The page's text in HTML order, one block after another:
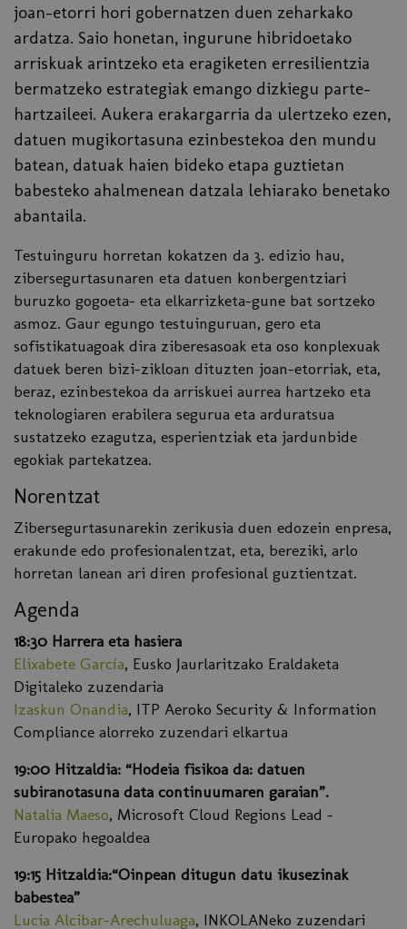
joan-etorri hori gobernatzen duen zeharkako
ardatza. Saio honetan, ingurune hibridoetako
arriskuak arintzeko eta eragiketen erresilientzia
bermatzeko estrategiak emango dizkiegu parte-
hartzaileei. Aukera erakargarria da ulertzeko ezen,
datuen mugikortasuna ezinbestekoa den mundu
batean, datuak haien bideko etapa guztietan
babesteko ahalmenean datzala lehiarako benetako
abantaila.
Testuinguru horretan kokatzen da 3. edizio hau,
zibersegurtasunaren eta datuen konbergentziari
buruzko gogoeta- eta elkarrizketa-gune bat sortzeko
asmoz. Gaur egungo testuinguruan, gero eta
sofistikatuagoak dira ziberesasoak eta oso konplexuak
datuek beren bizi-zikloan dituzten joan-etorriak, eta,
beraz, ezinbestekoa da arriskuei aurrea hartzeko eta
teknologiaren erabilera segurua eta arduratsua
sustatzeko ezagutza, esperientziak eta jardunbide
egokiak partekatzea.
Norentzat
Zibersegurtasunarekin zerikusia duen edozein enpresa,
erakunde edo profesionalentzat, eta, bereziki, arlo
horretan lanean ari diren profesional guztientzat.
Agenda
18:30 Harrera eta hasiera
Elixabete García, Eusko Jaurlaritzako Eraldaketa
Digitaleko zuzendaria
Izaskun Onandia, ITP Aeroko Security & Information
Compliance alorreko zuzendari elkartua
19:00 Hitzaldia: “Hodeia fisikoa da: datuen
subiranotasuna data continuumaren garaian”.
Natalia Maeso, Microsoft Cloud Regions Lead -
Europako hegoaldea
19:15 Hitzaldia:“Oinpean ditugun datu ikusezinak
babestea”
Lucia Alcibar-Arechuluaga, INKOLANeko zuzendari